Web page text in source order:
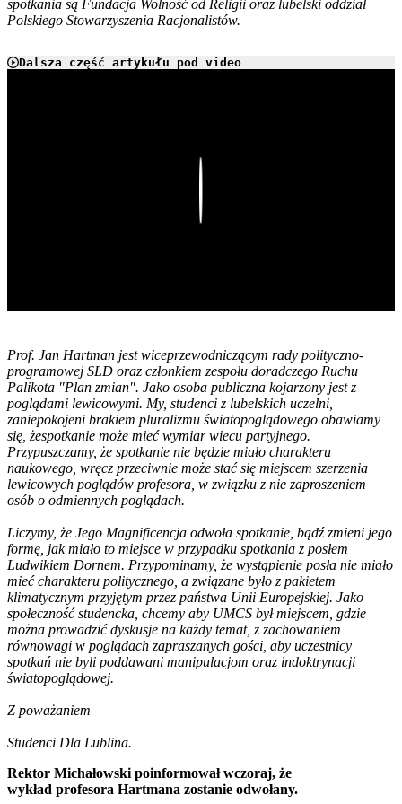
spotkania są Fundacja Wolność od Religii oraz lubelski oddział
Polskiego Stowarzyszenia Racjonalistów.
Dalsza część artykułu pod video
Prof. Jan Hartman jest wiceprzewodniczącym rady polityczno-
programowej SLD oraz członkiem zespołu doradczego Ruchu
Palikota "Plan zmian". Jako osoba publiczna kojarzony jest z
poglądami lewicowymi. My, studenci z lubelskich uczelni,
zaniepokojeni brakiem pluralizmu światopoglądowego obawiamy
się, żespotkanie może mieć wymiar wiecu partyjnego.
Przypuszczamy, że spotkanie nie będzie miało charakteru
naukowego, wręcz przeciwnie może stać się miejscem szerzenia
lewicowych poglądów profesora, w związku z nie zaproszeniem
osób o odmiennych poglądach.
Liczymy, że Jego Magnificencja odwoła spotkanie, bądź zmieni jego
formę, jak miało to miejsce w przypadku spotkania z posłem
Ludwikiem Dornem. Przypominamy, że wystąpienie posła nie miało
mieć charakteru politycznego, a związane było z pakietem
klimatycznym przyjętym przez państwa Unii Europejskiej. Jako
społeczność studencka, chcemy aby UMCS był miejscem, gdzie
można prowadzić dyskusje na każdy temat, z zachowaniem
równowagi w poglądach zapraszanych gości, aby uczestnicy
spotkań nie byli poddawani manipulacjom oraz indoktrynacji
światopoglądowej.
Z poważaniem
Studenci Dla Lublina.
Rektor Michałowski poinformował wczoraj, że
wykład profesora Hartmana zostanie odwołany.